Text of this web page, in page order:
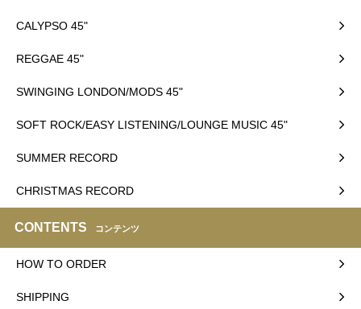
CALYPSO 45"
REGGAE 45"
SWINGING LONDON/MODS 45"
SOFT ROCK/EASY LISTENING/LOUNGE MUSIC 45"
SUMMER RECORD
CHRISTMAS RECORD
CONTENTS コンテンツ
HOW TO ORDER
SHIPPING